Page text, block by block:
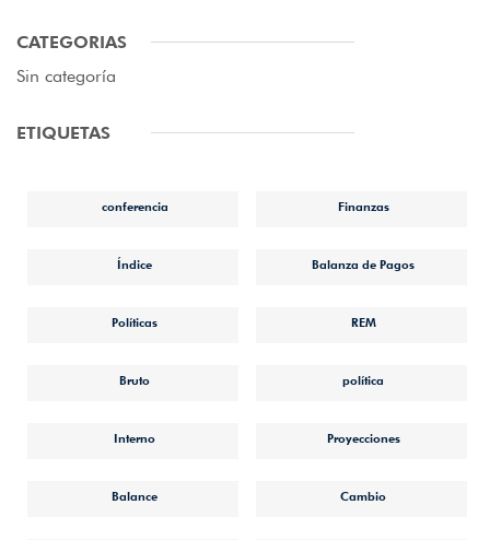
CATEGORIAS
Sin categoría
ETIQUETAS
conferencia Finanzas
Índice Balanza de Pagos
Políticas REM
Bruto política
Interno Proyecciones
Balance Cambio